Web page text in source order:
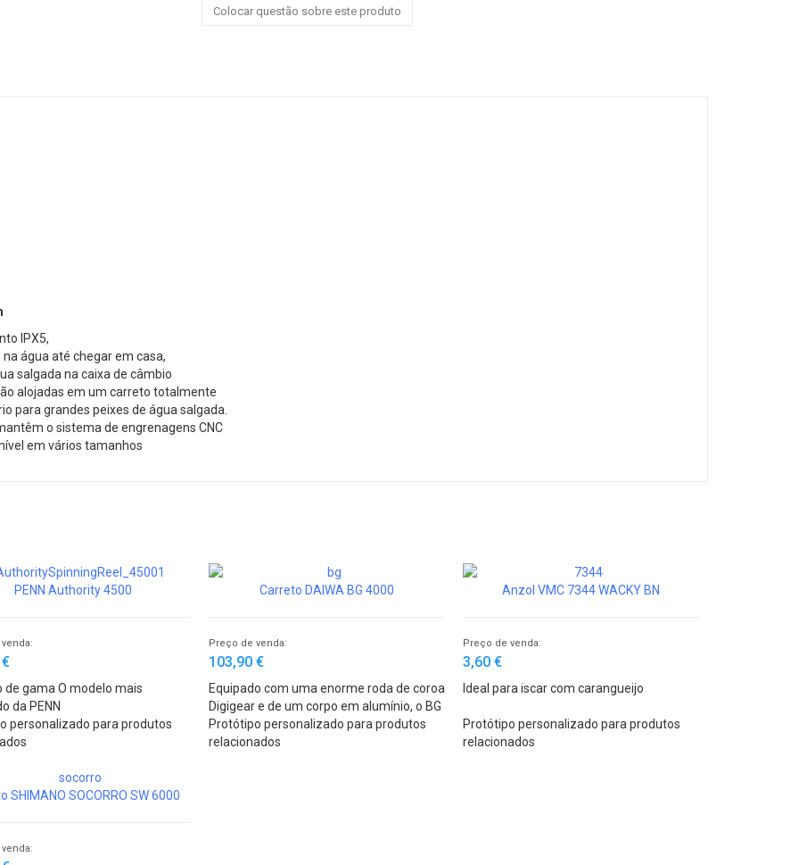
Colocar questão sobre este produto
IPX5,
água até chegar em casa,
salgada na caixa de câmbio
alojadas em um carreto totalmente
para grandes peixes de água salgada.
o sistema de engrenagens CNC
em vários tamanhos
PENN Authority 4500
de gama O modelo mais
da PENN
personalizado para produtos
Carreto DAIWA BG 4000
Preço de venda:
103,90 €
Equipado com uma enorme roda de coroa
Digigear e de um corpo em alumínio, o BG
(BLACK GOLD) é um carreto robusto
talhado para o combate.
Protótipo personalizado para produtos
relacionados
Anzol VMC 7344 WACKY BN
Preço de venda:
3,60 €
Ideal para iscar com carangueijo
Protótipo personalizado para produtos
relacionados
SHIMANO SOCORRO SW 6000